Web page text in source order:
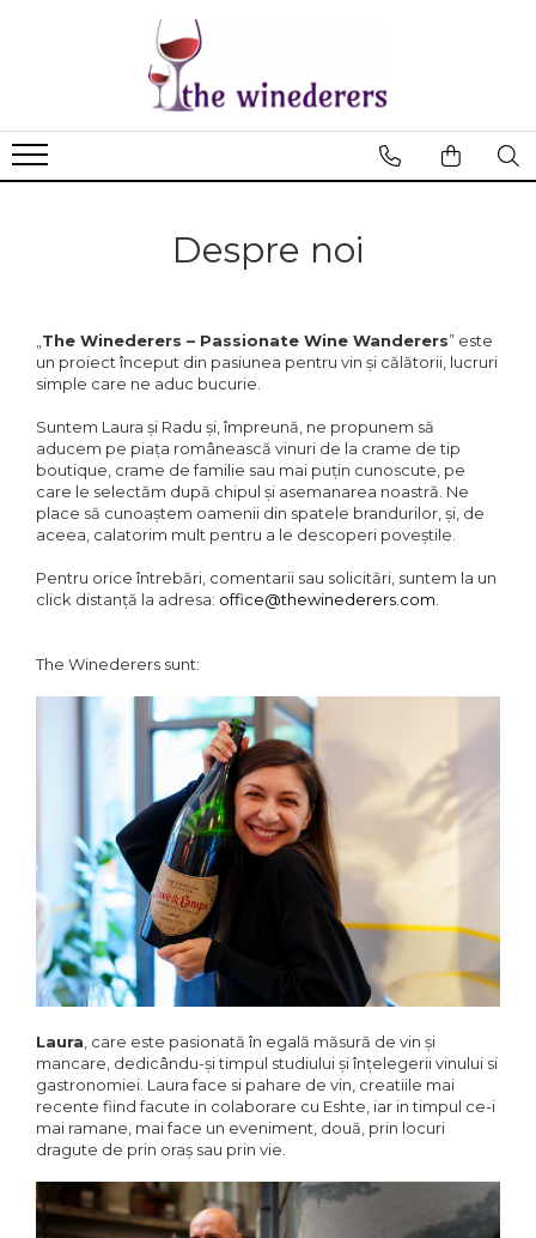
Despre noi
The Winederers – Passionate Wine Wanderers” este
un proiect început din pasiunea pentru vin și călătorii, lucruri
simple care ne aduc bucurie.
Suntem Laura și Radu și, împreună, ne propunem să
aducem pe piața românească vinuri de la crame de tip
boutique, crame de familie sau mai puțin cunoscute, pe
care le selectăm după chipul și asemanarea noastră. Ne
place să cunoaștem oamenii din spatele brandurilor, și, de
aceea, calatorim mult pentru a le descoperi poveștile.
Pentru orice întrebări, comentarii sau solicitări, suntem la un
click distanță la adresa: office@thewinederers.com
The Winederers sunt:
Laura , care este pasionată în egală măsură de vin și
mancare, dedicându-și timpul studiului și înțelegerii vinului si
gastronomiei. Laura face si pahare de vin, creatiile mai
recente fiind facute in colaborare cu Eshte, iar in timpul ce-i
mai ramane, mai face un eveniment, două, prin locuri
dragute de prin oraș sau prin vie.